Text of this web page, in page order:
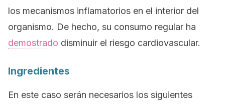
los mecanismos inflamatorios en el interior del
organismo. De hecho, su consumo regular ha
demostrado disminuir el riesgo cardiovascular.
Ingredientes
En este caso serán necesarios los siguientes